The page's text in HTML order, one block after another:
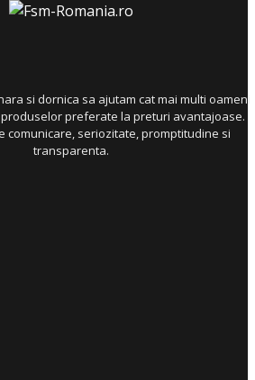
si dornica sa ajutam cat mai multi oameni
preferate la preturi avantajoase.
comunicare, seriozitate, promptitudine si
transparenta.